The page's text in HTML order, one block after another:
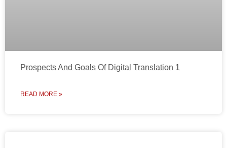
Prospects And Goals Of Digital Translation 1
READ MORE »